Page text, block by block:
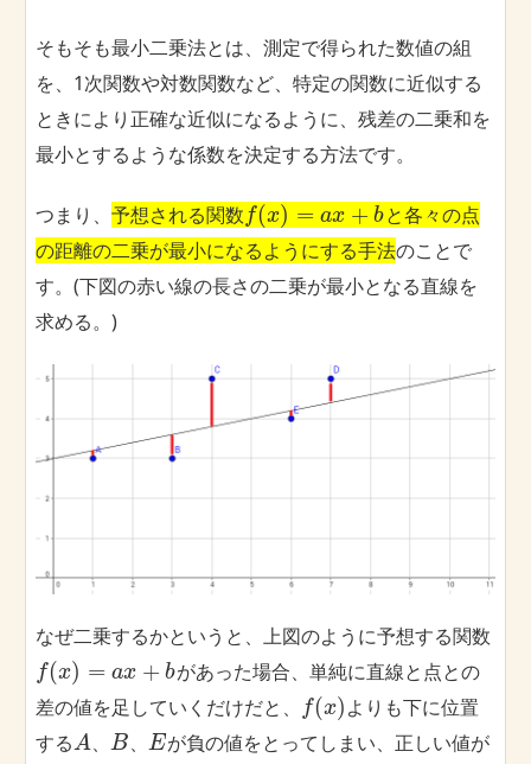
そもそも最小二乗法とは、測定で得られた数値の組
を、1次関数や対数関数など、特定の関数に近似する
ときにより正確な近似になるように、残差の二乗和を
最小とするような係数を決定する方法です。
つまり、 予想される関数 f(x) = ax + bと各々の点
の距離の二乗が最小になるようにする手法のことで
す。(下図の赤い線の長さの二乗が最小となる直線を
求める。)
なぜ二乗するかというと、上図のように予想する関数
f(x) = ax + bがあった場合、単純に直線と点との
差の値を足していくだけだと、
f(x)よりも下に位置
するA、B、 Eが負の値をとってしまい、正しい値が